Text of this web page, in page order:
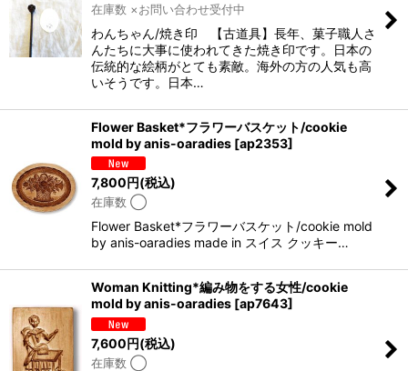
在庫数 ×お問い合わせ受付中
わんちゃん/焼き印 【古道具】長年、菓子職人さ
んたちに大事に使われてきた焼き印です。日本の
伝統的な絵柄がとても素敵。海外の方の人気も高
いそうです。日本…
Flower Basket*フラワーバスケット/cookie
mold by anis-oaradies [ap2353]
7,800円(税込)
在庫数 ◯
Flower Basket*フラワーバスケット/cookie mold
by anis-oaradies made in スイス クッキー…
Woman Knitting*編み物をする女性/cookie
mold by anis-oaradies [ap7643]
7,600円(税込)
在庫数 ◯